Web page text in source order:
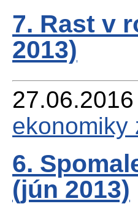
7. Rast v
2013)
27.06.2016
ekonomiky
6.
(jún 2013)